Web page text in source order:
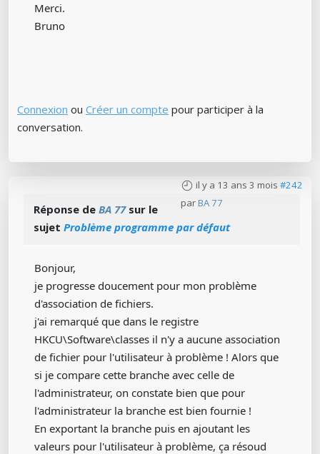
Merci.
Bruno
Connexion ou Créer un compte pour participer à la
conversation.
il y a 13 ans 3 mois #242
par BA 77
Réponse de BA 77sur le
sujet Problème programme par défaut
Bonjour,
je progresse doucement pour mon problème
d'association de fichiers.
j'ai remarqué que dans le registre
HKCU\Software\classes il n'y a aucune association
de fichier pour l'utilisateur à problème ! Alors que
si je compare cette branche avec celle de
l'administrateur, on constate bien que pour
l'administrateur la branche est bien fournie !
En exportant la branche puis en ajoutant les
valeurs pour l'utilisateur à problème, ça résoud